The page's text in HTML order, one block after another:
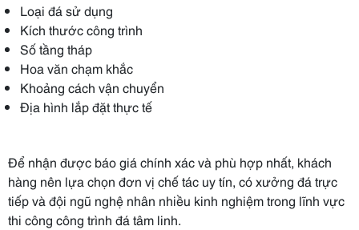
Loại đá sử dụng
Kích thước công trình
Số tầng tháp
Hoa văn chạm khắc
Khoảng cách vận chuyển
Địa hình lắp đặt thực tế
Để nhận được báo giá chính xác và phù hợp nhất, khách
hàng nên lựa chọn đơn vị chế tác uy tín, có xưởng đá trực
tiếp và đội ngũ nghệ nhân nhiều kinh nghiệm trong lĩnh vực
thi công công trình đá tâm linh.